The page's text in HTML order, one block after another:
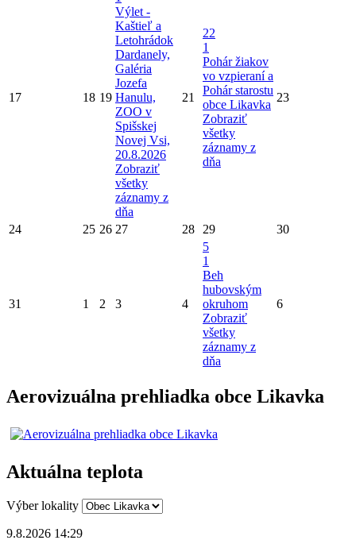
17 18 19
Výlet -
Kaštieľ a
Letohrádok
Dardanely,
Galéria
Jozefa
Hanulu,
ZOO v
Spišskej
Novej Vsi,
20.8.2026
Zobraziť
všetky
záznamy z
dňa
21
22
1
Pohár žiakov
vo vzpieraní a
Pohár starostu
obce Likavka
Zobraziť
všetky
záznamy z
dňa
23
24 25 26 27 28 29 30
31 1 2 3 4
5
1
Beh
hubovským
okruhom
Zobraziť
všetky
záznamy z
dňa
6
Aerovizuálna prehliadka obce Likavka
Aktuálna teplota
Výber lokality
9.8.2026 14:29